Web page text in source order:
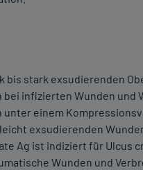
bis stark exsudierenden
infizierten Wunden und
einem
exsudierenden
Ag ist indiziert für Ulcus
Wunden und